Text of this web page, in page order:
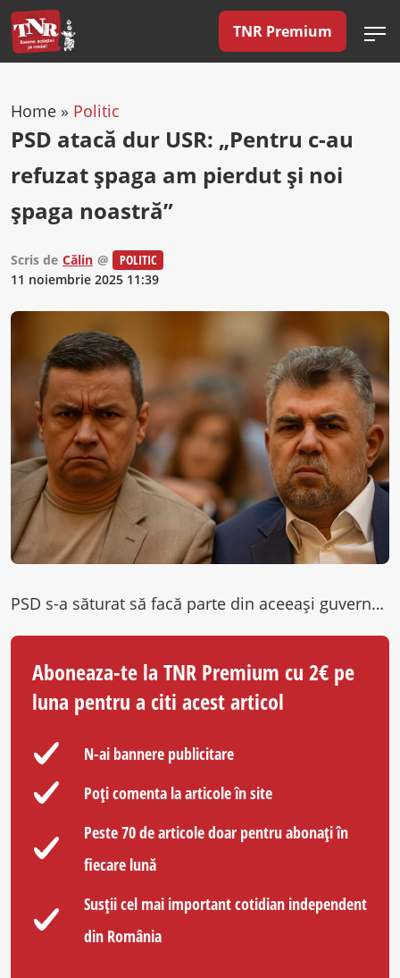
TNR Premium
Home » Politic
PSD atacă dur USR: „Pentru c-au
refuzat șpaga am pierdut și noi
șpaga noastră”
Scris de Călin @
POLITIC
11 noiembrie 2025 11:39
PSD s-a săturat să facă parte din aceeași guvernare cu USR. „De data aceasta au mers prea departe, au atentat…
Aboneaza-te la TNR Premium cu 2€ pe
luna pentru a citi acest articol
N-ai bannere publicitare
Poți comenta la articole în site
Peste 70 de articole doar pentru abonați în
fiecare lună
Susții cel mai important cotidian independent
din România